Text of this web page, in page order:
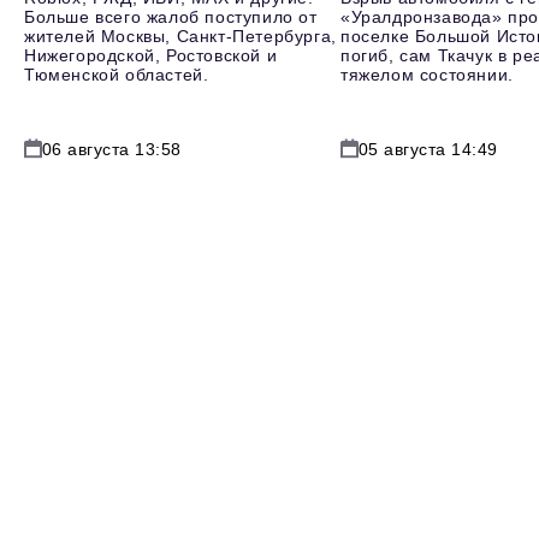
Больше всего жалоб поступило от
жителей Москвы, Санкт-Петербурга,
Нижегородской, Ростовской и
Тюменской областей.
06 августа 13:58
«Уралдронзавода»
поселке Большой
погиб, сам Ткачук в
тяжелом состоянии.
05 августа 14:49